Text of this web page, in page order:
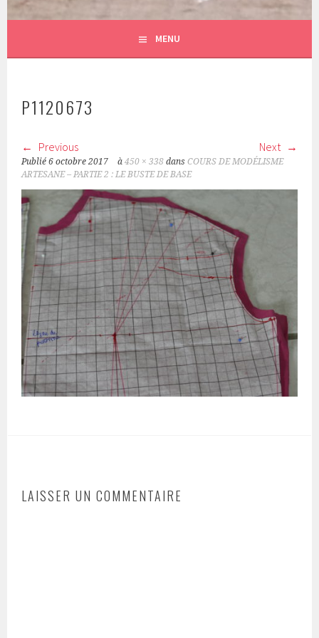
MENU
P1120673
Previous Next
Publié6 octobre 2017 à450 × 338 dansCOURS DE MODÉLISME
ARTESANE – PARTIE 2 : LE BUSTE DE BASE
LAISSER UN COMMENTAIRE